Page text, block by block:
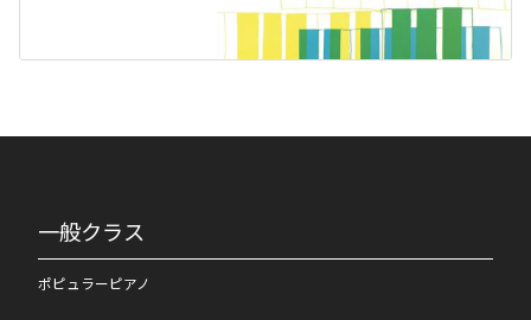
一般クラス
ポピュラーピアノ